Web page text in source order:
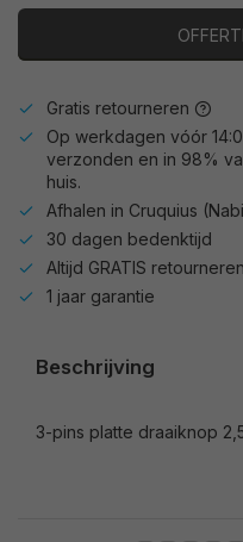
Gratis retourneren
Op werkdagen vóór
verzonden en in 98%
huis.
Afhalen in Cruquius
30 dagen bedenktijd
Altijd GRATIS
1 jaar garantie
Beschrijving
3-pins platte draaiknop